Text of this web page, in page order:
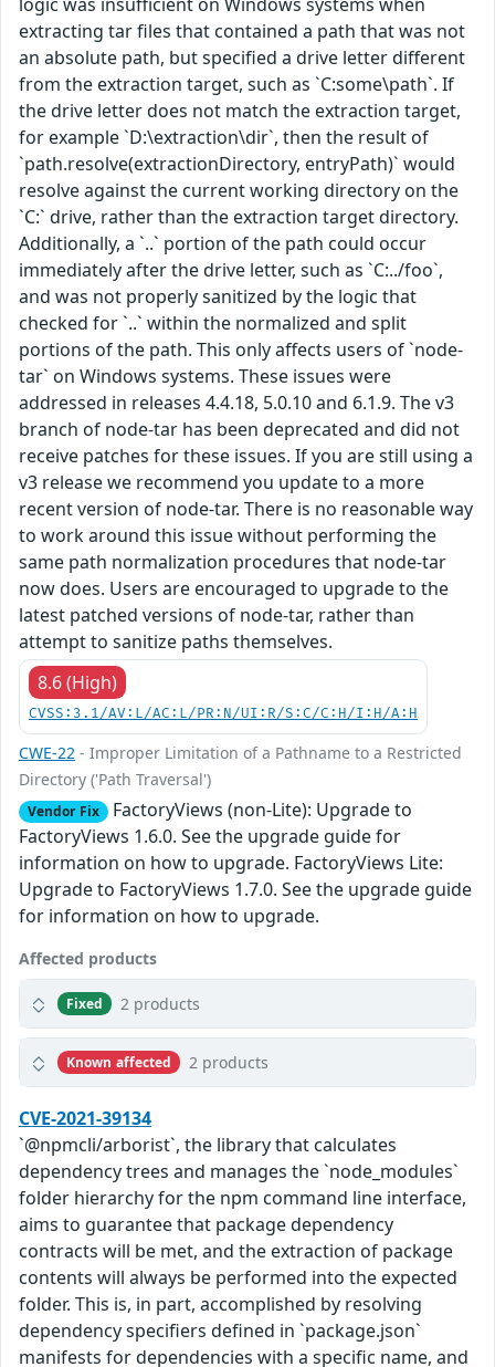
extracting tar files that contained a path that was not
an absolute path, but specified a drive letter different
from the extraction target, such as `C:some\path`. If
the drive letter does not match the extraction target,
for example `D:\extraction\dir`, then the result of
`path.resolve(extractionDirectory, entryPath)` would
resolve against the current working directory on the
`C:` drive, rather than the extraction target directory.
Additionally, a `..` portion of the path could occur
immediately after the drive letter, such as `C:../foo`,
and was not properly sanitized by the logic that
checked for `..` within the normalized and split
portions of the path. This only affects users of `node-
tar` on Windows systems. These issues were
addressed in releases 4.4.18, 5.0.10 and 6.1.9. The v3
branch of node-tar has been deprecated and did not
receive patches for these issues. If you are still using a
v3 release we recommend you update to a more
recent version of node-tar. There is no reasonable way
to work around this issue without performing the
same path normalization procedures that node-tar
now does. Users are encouraged to upgrade to the
latest patched versions of node-tar, rather than
attempt to sanitize paths themselves.
8.6 (High)
CVSS:3.1/AV:L/AC:L/PR:N/UI:R/S:C/C:H/I:H/A:H
CWE-22 - Improper Limitation of a Pathname to a Restricted
Directory ('Path Traversal')
Vendor Fix FactoryViews (non-Lite): Upgrade to
FactoryViews 1.6.0. See the upgrade guide for
information on how to upgrade. FactoryViews Lite:
Upgrade to FactoryViews 1.7.0. See the upgrade guide
for information on how to upgrade.
Affected products
Fixed 2 products
Known affected 2 products
CVE-2021-39134
`@npmcli/arborist`, the library that calculates
dependency trees and manages the `node_modules`
folder hierarchy for the npm command line interface,
aims to guarantee that package dependency
contracts will be met, and the extraction of package
contents will always be performed into the expected
folder. This is, in part, accomplished by resolving
dependency specifiers defined in `package.json`
manifests for dependencies with a specific name, and